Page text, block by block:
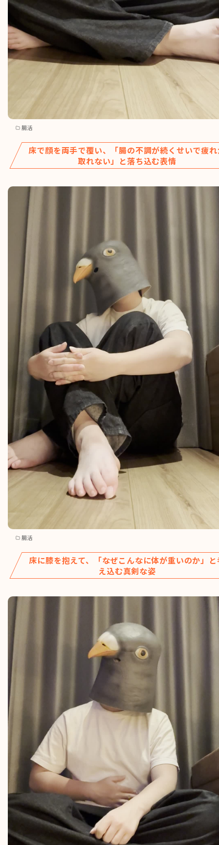
腸活
床で顔を両手で覆い、「腸の不調が続くせいで疲
取れない」と落ち込む表情
腸活
床に膝を抱えて、「なぜこんなに体が重いのか」
え込む真剣な姿